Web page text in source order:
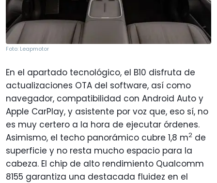
Foto: Leapmotor
En el apartado tecnológico, el B10 disfruta de
actualizaciones OTA del software, así como
navegador, compatibilidad con Android Auto y
Apple CarPlay, y asistente por voz que, eso sí, no
es muy certero a la hora de ejecutar órdenes.
Asimismo, el techo panorámico cubre 1,8 m2 de
superficie y no resta mucho espacio para la
cabeza. El chip de alto rendimiento Qualcomm
8155 garantiza una destacada fluidez en el